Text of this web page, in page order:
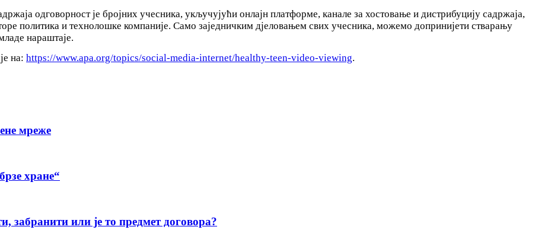
одговорност је бројних учесника, укључујући онлајн платформе, канале за хостовање и дистрибуцију садржаја,
политика и технолошке компаније. Само заједничким дјеловањем свих учесника, можемо допринијети стварању
нараштаје.
на: https://www.apa.org/topics/social-media-internet/healthy-teen-video-viewing.
мреже
хране“
забранити или је то предмет договора?